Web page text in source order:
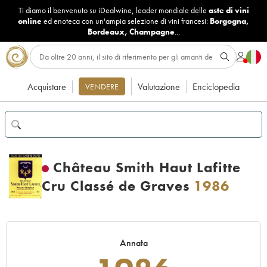
Ti diamo il benvenuto su iDealwine, leader mondiale delle aste di vini
onlineed enoteca con un'ampia selezione di vini francesi: Borgogna,
Bordeaux, Champagne...
Acquistare VENDERE Valutazione Enciclopedia
Château Smith Haut Lafitte
Cru Classé de Graves 1986
Annata